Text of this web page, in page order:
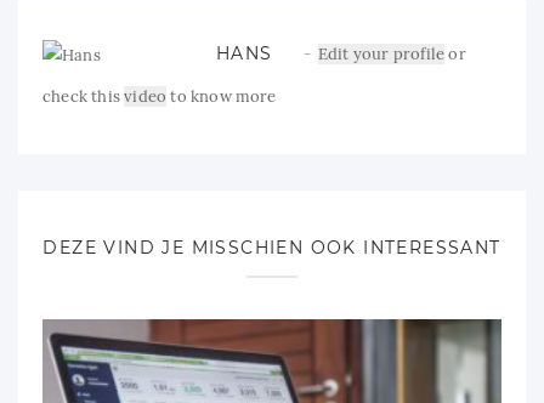
HANS Edit your profileor
check thisvideo to know more
DEZE VIND JE MISSCHIEN OOK INTERESSANT